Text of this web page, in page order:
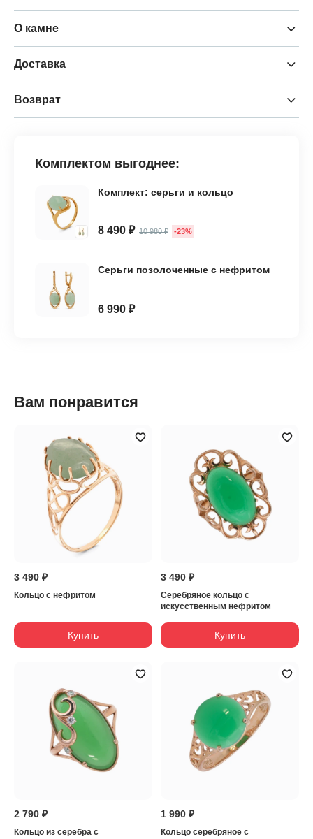
О камне
Доставка
Возврат
Комплектом выгоднее:
Комплект: серьги и кольцо
8 490 ₽ 10 980 ₽ -23%
Серьги позолоченные с нефритом
6 990 ₽
Вам понравится
3 490 ₽
Кольцо с нефритом
Купить
3 490 ₽
Серебряное кольцо с
искусственным нефритом
Купить
2 790 ₽
Кольцо из серебра с
1 990 ₽
Кольцо серебряное с